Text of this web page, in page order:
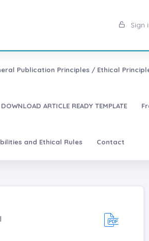
Sign
Publication Principles / Ethical
DOWNLOAD ARTICLE READY TEMPLATE
and Ethical Rules Contact